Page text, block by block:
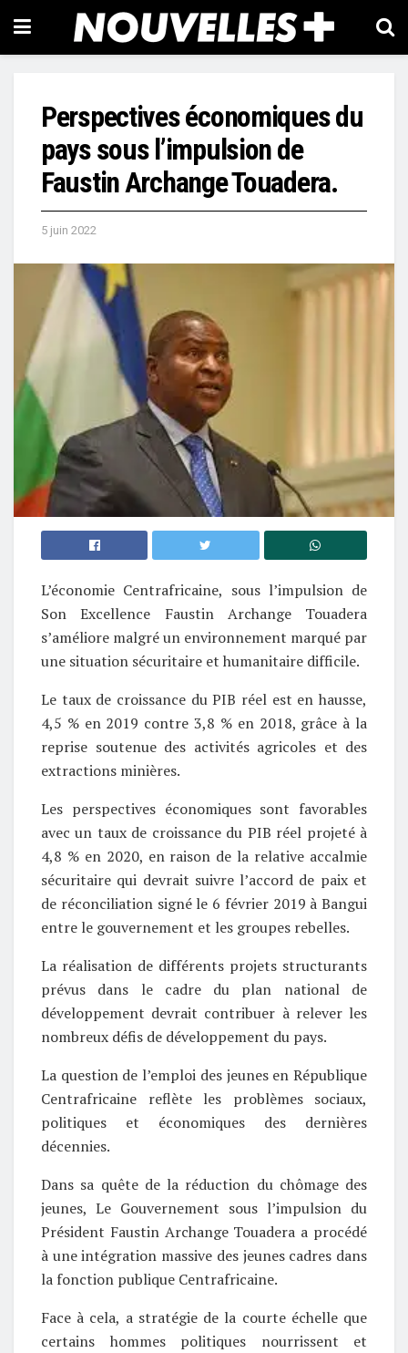
Perspectives économiques du
pays sous l’impulsion de
Faustin Archange Touadera.
5 juin 2022
L’économie Centrafricaine, sous l’impulsion de
Son Excellence Faustin Archange Touadera
s’améliore malgré un environnement marqué par
une situation sécuritaire et humanitaire difficile.
Le taux de croissance du PIB réel est en hausse,
4,5 % en 2019 contre 3,8 % en 2018, grâce à la
reprise soutenue des activités agricoles et des
extractions minières.
Les perspectives économiques sont favorables
avec un taux de croissance du PIB réel projeté à
4,8 % en 2020, en raison de la relative accalmie
sécuritaire qui devrait suivre l’accord de paix et
de réconciliation signé le 6 février 2019 à Bangui
entre le gouvernement et les groupes rebelles.
La réalisation de différents projets structurants
prévus dans le cadre du plan national de
développement devrait contribuer à relever les
nombreux défis de développement du pays.
La question de l’emploi des jeunes en République
Centrafricaine reflète les problèmes sociaux,
politiques et économiques des dernières
décennies.
Dans sa quête de la réduction du chômage des
jeunes, Le Gouvernement sous l’impulsion du
Président Faustin Archange Touadera a procédé
à une intégration massive des jeunes cadres dans
la fonction publique Centrafricaine.
Face à cela, a stratégie de la courte échelle que
certains hommes politiques nourrissent et